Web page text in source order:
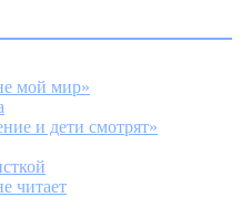
мой мир»
и дети смотрят»
читает